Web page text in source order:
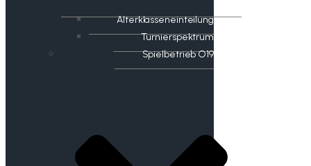
Alterklasseneinteilung
Turnierspektrum
Spielbetrieb O19